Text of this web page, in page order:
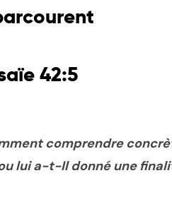
42:5
comprendre
lui a-t-Il donné une